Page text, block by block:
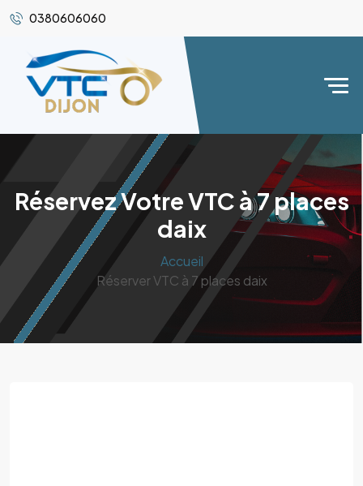
0380606060
Réservez Votre VTC à 7 places
daix
Accueil
Réserver VTC à 7 places daix